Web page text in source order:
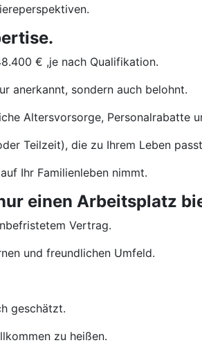
€ ,je nach Qualifikation.
anerkannt, sondern auch belohnt.
Altersvorsorge, Personalrabatte
Teilzeit), die zu Ihrem Leben
Ihr Familienleben nimmt.
einen Arbeitsplatz
Vertrag.
und freundlichen Umfeld.
geschätzt.
zu heißen.